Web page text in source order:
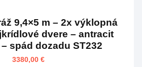
9,4×5 m – 2x výklopná
dvere – antracit
spád dozadu ST232
3380,00 €